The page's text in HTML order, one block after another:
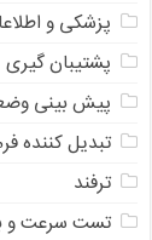
پزشکی و
پشتیبان گیری
پیش بینی
تبدیل کننده
ترفند
تست سرعت و